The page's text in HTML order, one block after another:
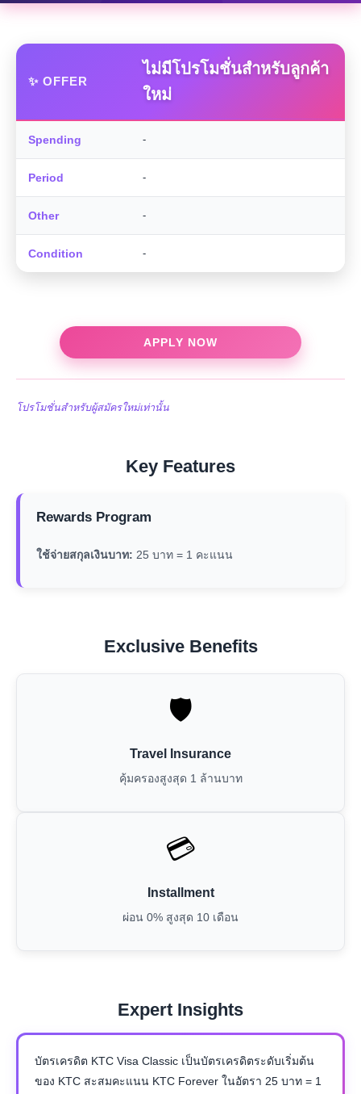
✨ OFFER
ไม่มีโปรโมชั่นสำหรับลูกค้า
ใหม่
Spending -
Period -
Other -
Condition -
APPLY NOW
โปรโมชั่นสำหรับผู้สมัครใหม่เท่านั้น
Key Features
Rewards Program
ใช้จ่ายสกุลเงินบาท: 25 บาท = 1 คะแนน
Exclusive Benefits
🛡️
Travel Insurance
คุ้มครองสูงสุด 1 ล้านบาท
💳
Installment
ผ่อน 0% สูงสุด 10 เดือน
Expert Insights
บัตรเครดิต KTC Visa Classic เป็นบัตรเครดิตระดับเริ่มต้น
ของ KTC สะสมคะแนน KTC Forever ในอัตรา 25 บาท = 1